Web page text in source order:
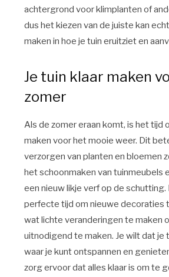
achtergrond voor klimplanten of
dus het kiezen van de juiste kan
maken in hoe je tuin eruitziet en
Je tuin klaar maken
zomer
Als de zomer eraan komt, is het tijd
maken voor het mooie weer. Dit
verzorgen van planten en bloemen
het schoonmaken van tuinmeubels
een nieuw likje verf op de schutting.
perfecte tijd om nieuwe decoraties
wat lichte veranderingen te maken
uitnodigend te maken. Je wilt dat je
waar je kunt ontspannen en
zorg ervoor dat alles klaar is om te